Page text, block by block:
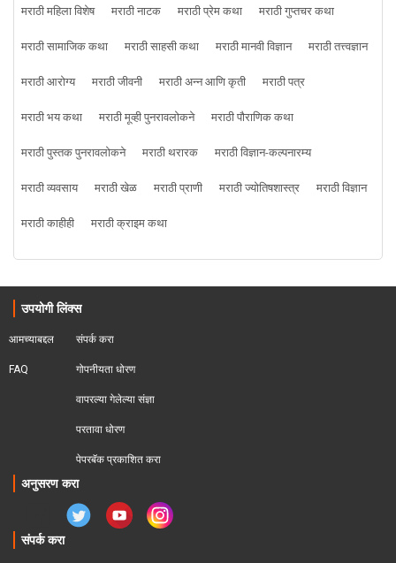
मराठी महिला विशेष
मराठी नाटक मराठी प्रेम कथा
मराठी गुप्तचर कथा
मराठी सामाजिक कथा
मराठी साहसी कथा मराठी मानवी विज्ञान
मराठी तत्त्वज्ञान
मराठी आरोग्य
मराठी जीवनी मराठी अन्न आणि कृती
मराठी पत्र
मराठी भय कथा
मराठी मूव्ही पुनरावलोकने
मराठी पौराणिक कथा
मराठी पुस्तक पुनरावलोकने
मराठी थरारक
मराठी विज्ञान-कल्पनारम्य
मराठी व्यवसाय
मराठी खेळ मराठी प्राणी मराठी ज्योतिषशास्त्र
मराठी विज्ञान
मराठी काहीही
मराठी क्राइम कथा
उपयोगी लिंक्स
आमच्याबद्दल
FAQ
संपर्क करा
गोपनीयता धोरण
वापरल्या गेलेल्या संज्ञा
परतावा धोरण
पेपरबॅक प्रकाशित करा
अनुसरण करा
संपर्क करा